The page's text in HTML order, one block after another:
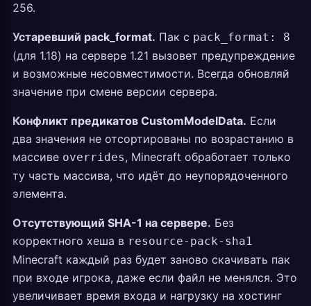
256.
Устаревший pack_format. Пак с pack_format: 8
(для 1.18) на сервере 1.21 вызовет предупреждение
и возможные несовместимости. Всегда обновляй
значение при смене версии сервера.
Конфликт предикатов CustomModelData. Если
два значения не отсортированы по возрастанию в
массиве overrides, Minecraft обработает только
ту часть массива, что идёт до неупорядоченного
элемента.
Отсутствующий SHA-1 на сервере. Без
корректного хеша в resource-pack-sha1
Minecraft каждый раз будет заново скачивать пак
при входе игрока, даже если файл не менялся. Это
увеличивает время входа и нагрузку на хостинг